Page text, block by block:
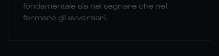
fondamentale sia nel segnare che nel
fermare gli avversari.